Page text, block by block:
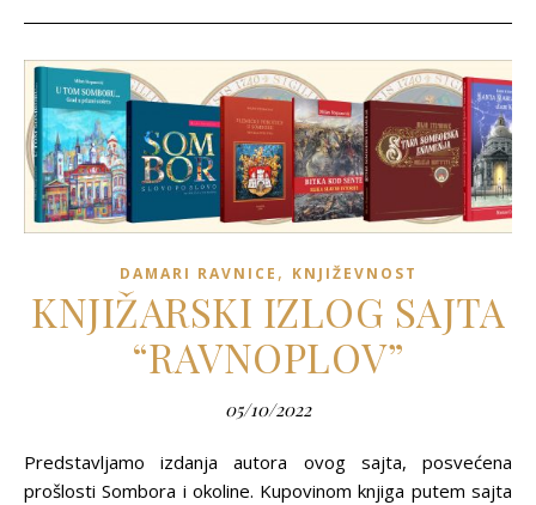
DAMARI RAVNICE , KNJIŽEVNOST
KNJIŽARSKI IZLOG SAJTA
“RAVNOPLOV”
05/10/2022
Predstavljamo izdanja autora ovog sajta, posvećena
prošlosti Sombora i okoline. Kupovinom knjiga putem sajta